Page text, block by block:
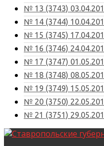
№ 13 (3743)
№ 14 (3744)
№ 15 (3745)
№ 16 (3746)
№ 17 (3747)
№ 18 (3748)
№ 19 (3749)
№ 20 (3750)
№ 21 (3751)